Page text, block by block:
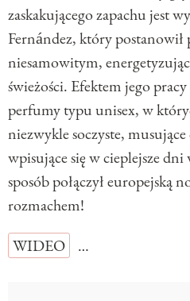
zaskakującego zapachu jest
Fernández, który
niesamowitym,
świeżości. Efektem jego
perfumy typu unisex, w
niezwykle soczyste,
wpisujące się w cieplejsze
sposób połączył europejską
rozmachem!
WIDEO
…